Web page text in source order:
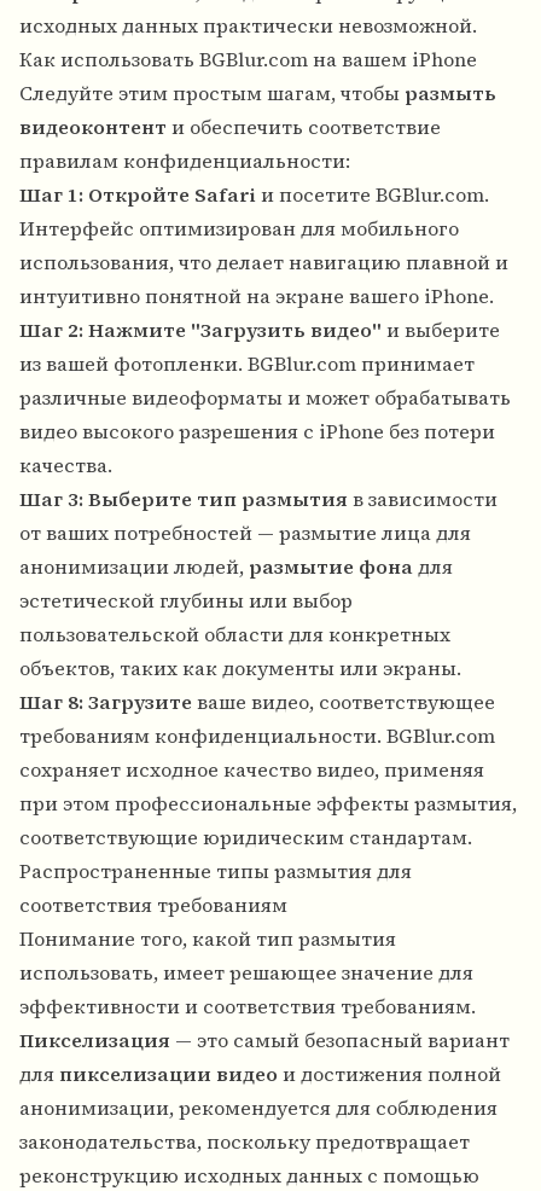
исходных данных практически невозможной.
Как использовать BGBlur.com на вашем iPhone
Следуйте этим простым шагам, чтобы размыть
видеоконтент и обеспечить соответствие
правилам конфиденциальности:
Шаг 1: Откройте Safariи посетите BGBlur.com.
Интерфейс оптимизирован для мобильного
использования, что делает навигацию плавной и
интуитивно понятной на экране вашего iPhone.
Шаг 2: Нажмите "Загрузить видео" и выберите
из вашей фотопленки. BGBlur.com принимает
различные видеоформаты и может обрабатывать
видео высокого разрешения с iPhone без потери
качества.
Шаг 3: Выберите тип размытия в зависимости
от ваших потребностей — размытие лица для
анонимизации людей, размытие фонадля
эстетической глубины или выбор
пользовательской области для конкретных
объектов, таких как документы или экраны.
Шаг 8: Загрузите ваше видео, соответствующее
требованиям конфиденциальности. BGBlur.com
сохраняет исходное качество видео, применяя
при этом профессиональные эффекты размытия,
соответствующие юридическим стандартам.
Распространенные типы размытия для
соответствия требованиям
Понимание того, какой тип размытия
использовать, имеет решающее значение для
эффективности и соответствия требованиям.
Пикселизация — это самый безопасный вариант
для пикселизации видео и достижения полной
анонимизации, рекомендуется для соблюдения
законодательства, поскольку предотвращает
реконструкцию исходных данных с помощью